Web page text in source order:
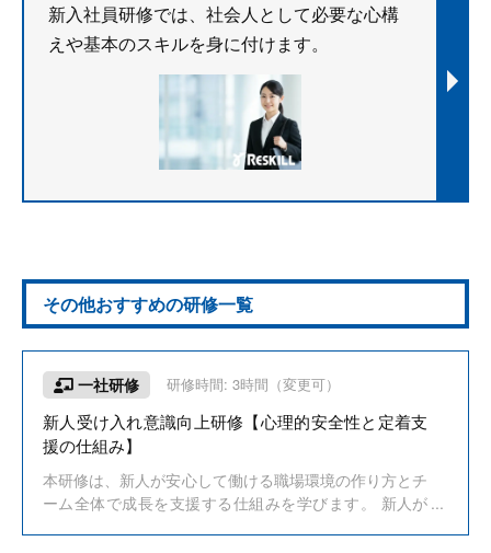
新入社員研修では、社会人として必要な心構
えや基本のスキルを身に付けます。
その他おすすめの研修一覧
一社研修 研修時間: 3時間（変更可）
新人受け入れ意識向上研修【心理的安全性と定着支
援の仕組み】
本研修は、新人が安心して働ける職場環境の作り方とチ
ーム全体で成長を支援する仕組みを学びます。 新人が